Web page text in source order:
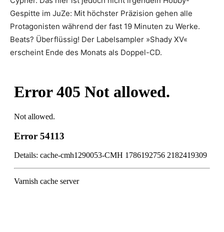
Gespitte im JuZe: Mit höchster Präzision gehen alle
Protagonisten während der fast 19 Minuten zu Werke.
Beats? Überflüssig! Der Labelsampler »Shady XV«
erscheint Ende des Monats als Doppel-CD.